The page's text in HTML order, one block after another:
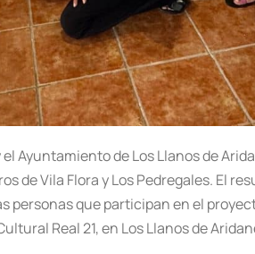
Ayuntamiento de Los Llanos de
Vila Flora y Los Pedregales. El
personas que participan en el
Real 21, en Los Llanos de